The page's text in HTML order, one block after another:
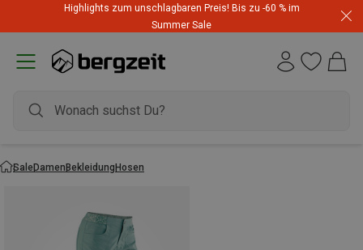
Highlights zum unschlagbaren Preis! Bis zu -60 % im
Summer Sale
SaleDamenBekleidungHosen